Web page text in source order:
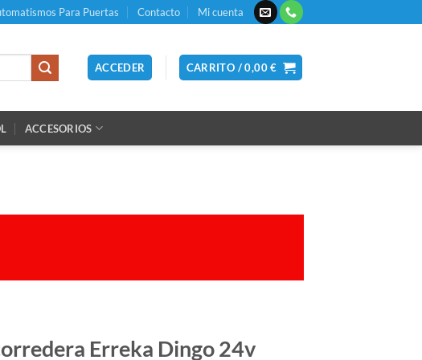
Para Puertas Contacto Mi cuenta
ACCEDER CARRITO /0,00€
ACCESORIOS
Erreka Dingo 24v